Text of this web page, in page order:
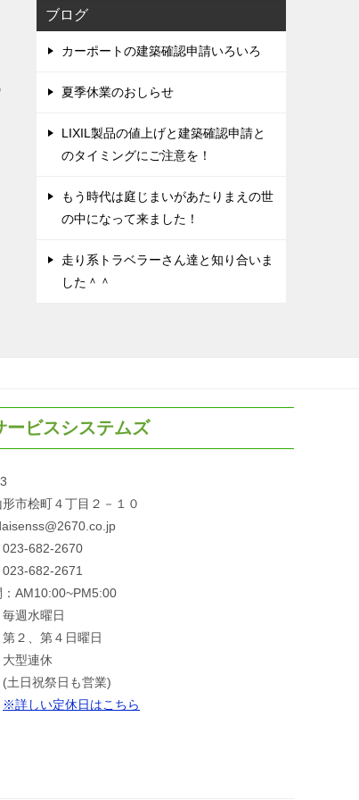
ブログ
カーポートの建築確認申請いろいろ
夏季休業のおしらせ
LIXIL製品の値上げと建築確認申請と
のタイミングにご注意を！
もう時代は庭じまいがあたりまえの世
の中になって来ました！
走り系トラベラーさん達と知り合いま
した＾＾
ービスシステムズ
市桧町４丁目２－１０
023-682-2670
023-682-2671
AM10:00~PM5:00
週水曜日
第４日曜日
連休
祭日も営業)
※詳しい定休日はこちら